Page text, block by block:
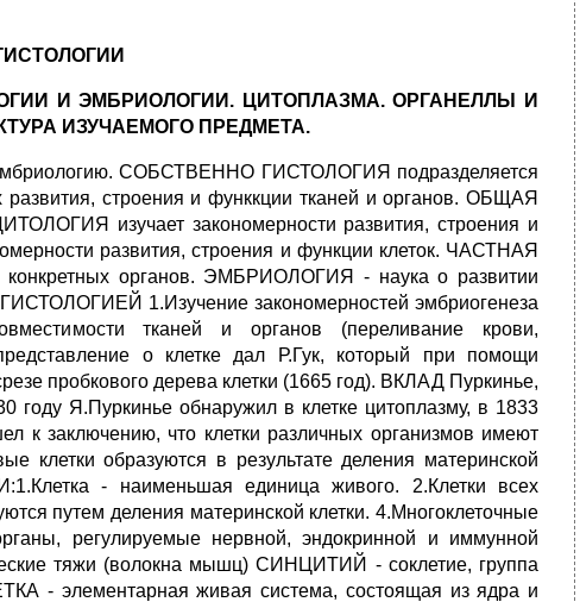
И ЭМБРИОЛОГИИ. ЦИТОПЛАЗМА. ОРГАНЕЛЛЫ И
ИЗУЧАЕМОГО ПРЕДМЕТА.
эмбриологию. СОБСТВЕННО ГИСТОЛОГИЯ подразделяется
строения и функкции тканей и органов. ОБЩАЯ
изучает закономерности развития, строения и
развития, строения и функции клеток. ЧАСТНАЯ
органов. ЭМБРИОЛОГИЯ - наука о развитии
1.Изучение закономерностей эмбриогенеза
тканей и органов (переливание крови,
о клетке дал Р.Гук, который при помощи
пробкового дерева клетки (1665 год). ВКЛАД Пуркинье,
Я.Пуркинье обнаружил в клетке цитоплазму, в 1833
к заключению, что клетки различных организмов имеют
клетки образуются в результате деления материнской
- наименьшая единица живого. 2.Клетки всех
путем деления материнской клетки. 4.Многоклеточные
регулируемые нервной, эндокринной и иммунной
тяжи (волокна мышц) СИНЦИТИЙ - соклетие, группа
- элементарная живая система, состоящая из ядра и